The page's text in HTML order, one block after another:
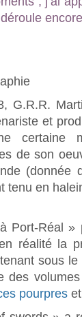
déroule
G.R.R.
et
certaine
de son
(donnée
tenu en
Port-Réal
réalité la
sous
des
pourpres